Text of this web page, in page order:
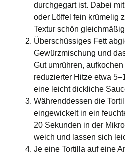
durchgegart ist. Dabei
oder Löffel fein krümelig
Textur schön
Überschüssiges Fett
Gewürzmischung und
Gut umrühren,
reduzierter Hitze etwa
eine leicht dickliche
Währenddessen die
eingewickelt in ein
20 Sekunden in der
weich und lassen sich
Je eine Tortilla auf eine